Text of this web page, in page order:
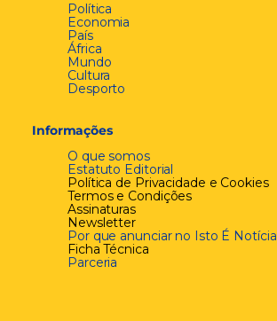
Política
Economia
País
África
Mundo
Cultura
Desporto
Informações
O que somos
Estatuto Editorial
Política de Privacidade e Cookies
Termos e Condições
Assinaturas
Newsletter
Por que anunciar no Isto É Notícia
Ficha Técnica
Parceria